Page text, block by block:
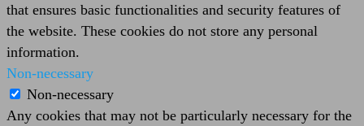
that ensures basic functionalities and security features of
the website. These cookies do not store any personal
information.
Non-necessary
Non-necessary
Any cookies that may not be particularly necessary for the